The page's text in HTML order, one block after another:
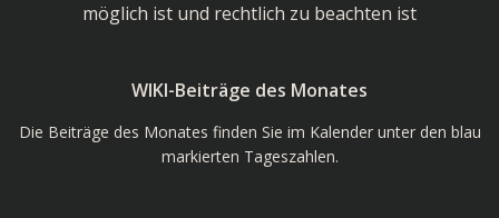
möglich ist und rechtlich zu beachten ist
WIKI-Beiträge des Monates
Die Beiträge des Monates finden Sie im Kalender unter den blau
markierten Tageszahlen.